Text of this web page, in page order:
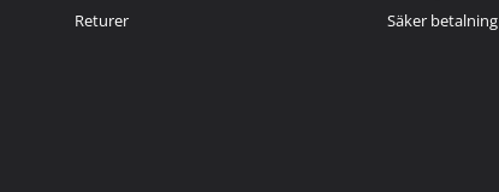
Returer
Säker betalning